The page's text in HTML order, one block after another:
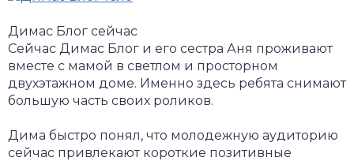
Димас Блог сейчас
Сейчас Димас Блог и его сестра Аня проживают
вместе с мамой в светлом и просторном
двухэтажном доме. Именно здесь ребята снимают
большую часть своих роликов.
Дима быстро понял, что молодежную аудиторию
сейчас привлекают короткие позитивные